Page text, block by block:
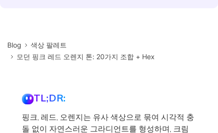
Blog
색상 팔레트
모던 핑크 레드 오렌지 톤: 20가지 조합 + Hex
TL;DR:
핑크, 레드, 오렌지는 유사 색상으로 묶여 시각적 충
돌 없이 자연스러운 그라디언트를 형성하며, 크림